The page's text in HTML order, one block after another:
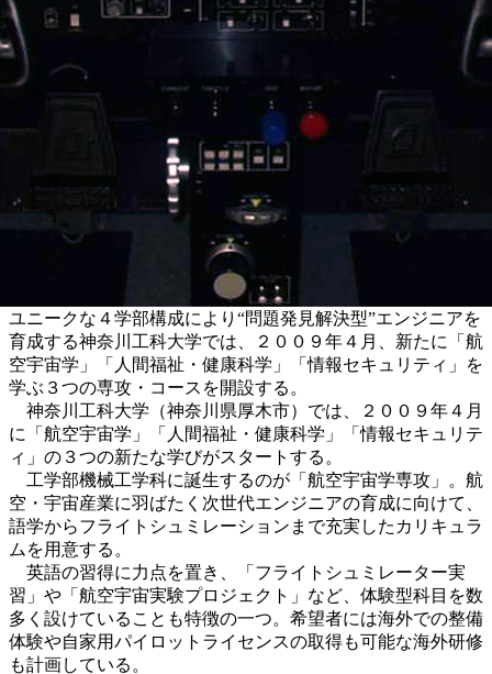
ユニークな４学部構成により“問題発見解決型”エンジニアを
育成する神奈川工科大学では、２００９年４月、新たに「航
空宇宙学」「人間福祉・健康科学」「情報セキュリティ」を
学ぶ３つの専攻・コースを開設する。
神奈川工科大学（神奈川県厚木市）では、２００９年４月
に「航空宇宙学」「人間福祉・健康科学」「情報セキュリテ
ィ」の３つの新たな学びがスタートする。
工学部機械工学科に誕生するのが「航空宇宙学専攻」。航
空・宇宙産業に羽ばたく次世代エンジニアの育成に向けて、
語学からフライトシュミレーションまで充実したカリキュラ
ムを用意する。
英語の習得に力点を置き、「フライトシュミレーター実
習」や「航空宇宙実験プロジェクト」など、体験型科目を数
多く設けていることも特徴の一つ。希望者には海外での整備
体験や自家用パイロットライセンスの取得も可能な海外研修
も計画している。